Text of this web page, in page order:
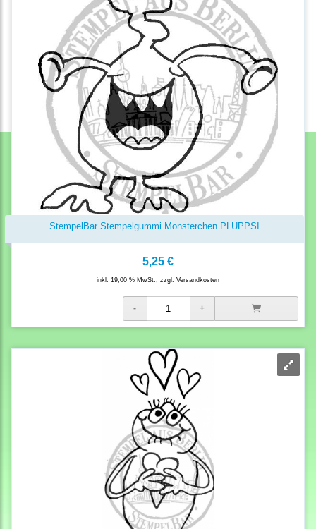
StempelBar Stempelgummi Monsterchen PLUPPSI
5,25 €
inkl. 19,00 % MwSt., zzgl. Versandkosten